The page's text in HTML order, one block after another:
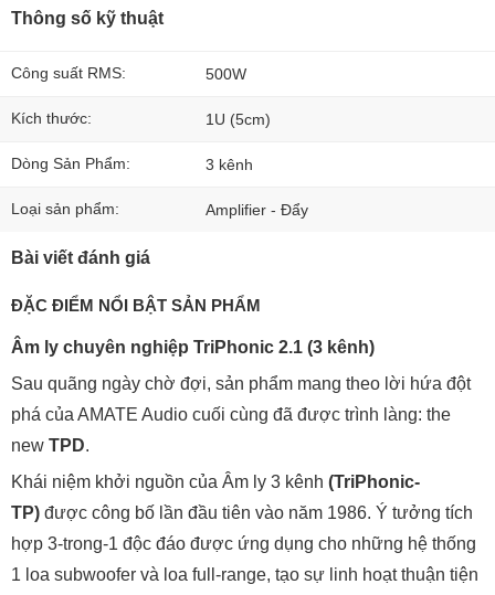
Thông số kỹ thuật
Công suất RMS: 500W
Kích thước: 1U (5cm)
Dòng Sản Phẩm: 3 kênh
Loại sản phẩm: Amplifier - Đẩy
Bài viết đánh giá
ĐẶC ĐIỂM NỔI BẬT SẢN PHẨM
Âm ly chuyên nghiệp TriPhonic 2.1 (3 kênh)
Sau quãng ngày chờ đợi, sản phẩm mang theo lời hứa đột
phá của AMATE Audio cuối cùng đã được trình làng: the
new TPD.
Khái niệm khởi nguồn của Âm ly 3 kênh (TriPhonic-
TP) được công bố lần đầu tiên vào năm 1986. Ý tưởng tích
hợp 3-trong-1 độc đáo được ứng dụng cho những hệ thống
1 loa subwoofer và loa full-range, tạo sự linh hoạt thuận tiện